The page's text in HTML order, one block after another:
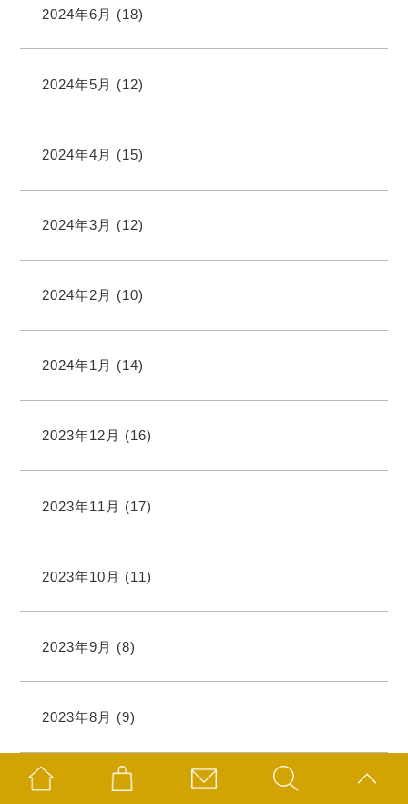
2024年6月 (18)
2024年5月 (12)
2024年4月 (15)
2024年3月 (12)
2024年2月 (10)
2024年1月 (14)
2023年12月 (16)
2023年11月 (17)
2023年10月 (11)
2023年9月 (8)
2023年8月 (9)
2023年7月(13)